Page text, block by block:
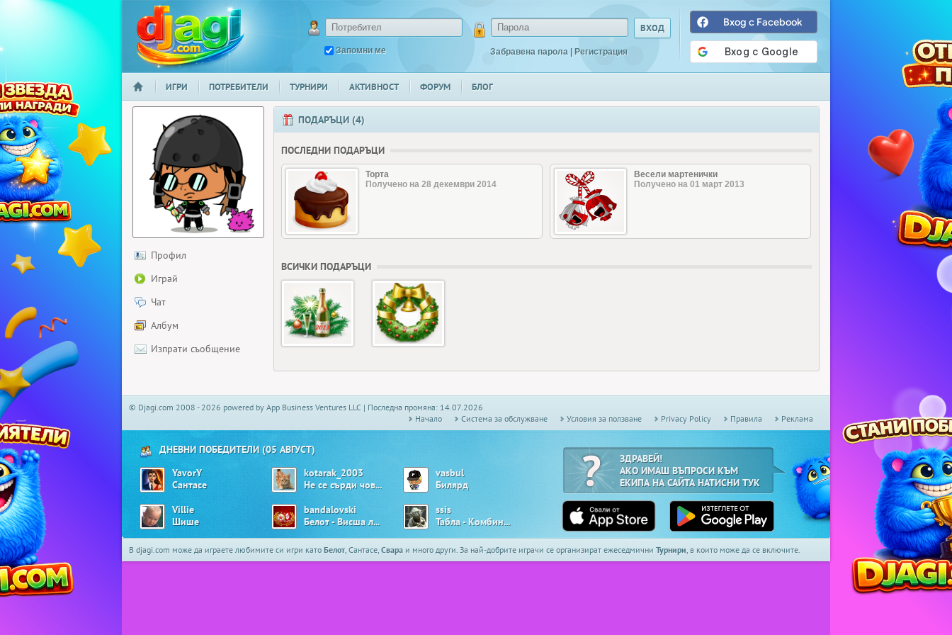
Запомни ме Забравена парола | Регистрация
Вход с Facebook
НАЧАЛО
ИГРИ ПОТРЕБИТЕЛИ ТУРНИРИ АКТИВНОСТ ФОРУМ БЛОГ
Профил
Играй
Чат
Албум
Изпрати съобщение
ПОДАРЪЦИ (4)
ПОСЛЕДНИ ПОДАРЪЦИ
Торта
Получено на 28 декември 2014
Весели мартенички
Получено на 01 март 2013
ВСИЧКИ ПОДАРЪЦИ
© Djagi.com 2008 - 2026 powered by App Business Ventures LLC | Последна промяна: 14.07.2026
Начало
Системa за обслужване Условия за ползване Privacy Policy Правила Реклама
ДНЕВНИ ПОБЕДИТЕЛИ (05 АВГУСТ)
YavorY
Сантасе
kotarak_2003
Не се сърди човече
vasbul
Билярд
Villie
Шише
bandalovski
Белот - Висша лига
ssis
Табла - Комбинирана
ЗДРАВЕЙ!
АКО ИМАШ ВЪПРОСИ КЪМ
ЕКИПА НА САЙТА НАТИСНИ ТУК
В djagi.com може да играете любимите си игри като Белот, Сантасе, Свара и много други. За най-добрите играчи се организират ежеседмични Турнири, в които може да се включите.